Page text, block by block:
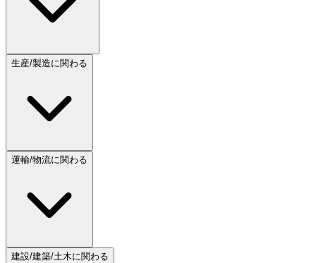
生産/製造に関わる
運輸/物流に関わる
建設/建築/土木に関わる